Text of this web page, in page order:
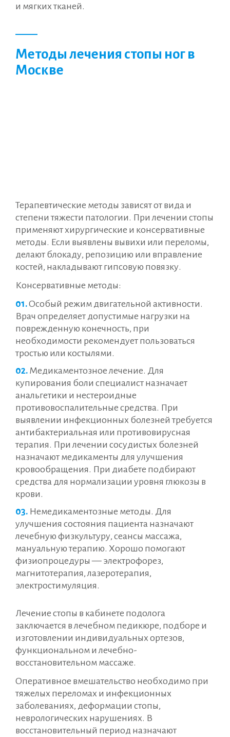
и мягких тканей.
Методы лечения стопы ног в
Москве
Терапевтические методы зависят от вида и
степени тяжести патологии. При лечении стопы
применяют хирургические и консервативные
методы. Если выявлены вывихи или переломы,
делают блокаду, репозицию или вправление
костей, накладывают гипсовую повязку.
Консервативные методы:
Особый режим двигательной активности.
Врач определяет допустимые нагрузки на
поврежденную конечность, при
необходимости рекомендует пользоваться
тростью или костылями.
Медикаментозное лечение. Для
купирования боли специалист назначает
анальгетики и нестероидные
противовоспалительные средства. При
выявлении инфекционных болезней требуется
антибактериальная или противовирусная
терапия. При лечении сосудистых болезней
назначают медикаменты для улучшения
кровообращения. При диабете подбирают
средства для нормализации уровня глюкозы в
крови.
Немедикаментозные методы. Для
улучшения состояния пациента назначают
лечебную физкультуру, сеансы массажа,
мануальную терапию. Хорошо помогают
физиопроцедуры — электрофорез,
магнитотерапия, лазеротерапия,
электростимуляция.
Лечение стопы в кабинете подолога
заключается в лечебном педикюре, подборе и
изготовлении индивидуальных ортезов,
функциональном и лечебно-
восстановительном массаже.
Оперативное вмешательство необходимо при
тяжелых переломах и инфекционных
заболеваниях, деформации стопы,
неврологических нарушениях. В
восстановительный период назначают